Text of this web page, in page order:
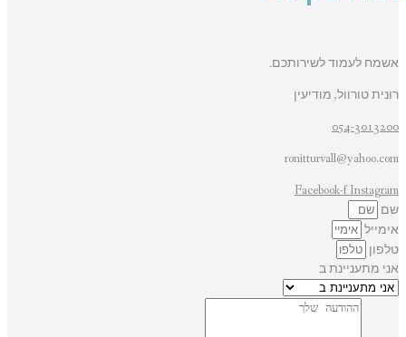
אשמח לעמוד לשירותכם.
רונית טורוול, מודיעין
054-3013200
ronitturvall@yahoo.com
Facebook-f Instagram
שם
אימייל
טלפון
אני מתעניינת ב